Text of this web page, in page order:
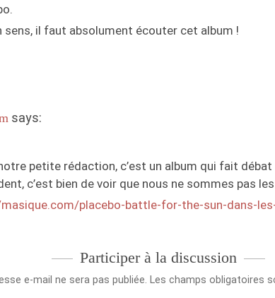
sens, il faut absolument écouter cet album !
says:
petite rédaction, c’est un album qui fait
c’est bien de voir que nous ne sommes pas
placebo-battle-for-the-sun-dans-
Participer à la discussion
e-mail ne sera pas publiée. Les champs obligatoires